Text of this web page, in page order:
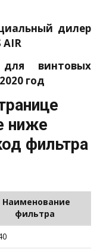
дилер
AIR
винтовых
год
ниже
фильтра
Наименование
фильтра